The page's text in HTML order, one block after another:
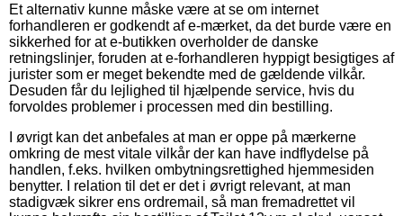
Et alternativ kunne måske være at se om internet
forhandleren er godkendt af e-mærket, da det burde være en
sikkerhed for at e-butikken overholder de danske
retningslinjer, foruden at e-forhandleren hyppigt besigtiges af
jurister som er meget bekendte med de gældende vilkår.
Desuden får du lejlighed til hjælpende service, hvis du
forvoldes problemer i processen med din bestilling.
I øvrigt kan det anbefales at man er oppe på mærkerne
omkring de mest vitale vilkår der kan have indflydelse på
handlen, f.eks. hvilken ombytningsrettighed hjemmesiden
benytter. I relation til det er det i øvrigt relevant, at man
stadigvæk sikrer ens ordremail, så man fremadrettet vil